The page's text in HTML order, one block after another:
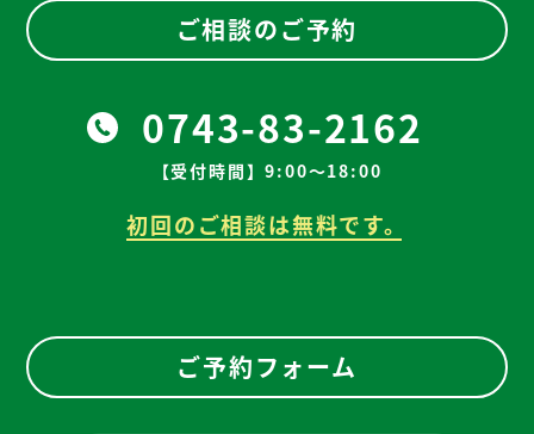
ご相談のご予約
0743-83-2162
【受付時間】9:00～18:00
初回のご相談は無料です。
ご予約フォーム